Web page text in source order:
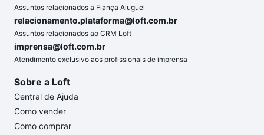
Assuntos relacionados a Fiança Aluguel
relacionamento.plataforma@loft.com.br
Assuntos relacionados ao CRM Loft
imprensa@loft.com.br
Atendimento exclusivo aos profissionais de imprensa
Sobre a Loft
Central de Ajuda
Como vender
Como comprar